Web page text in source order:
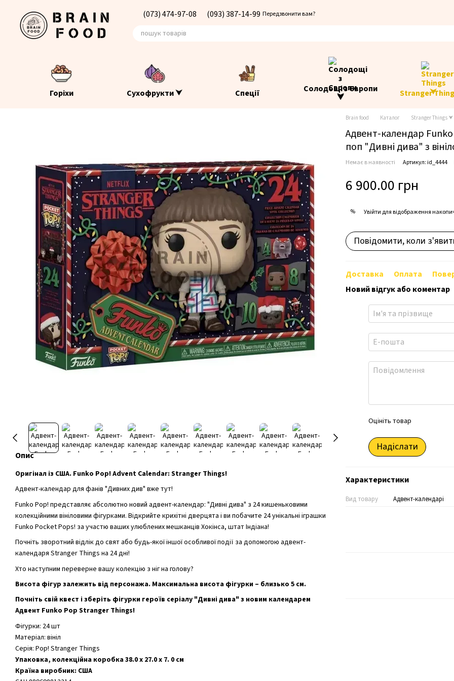
(073) 474-97-08 (093) 387-14-99 Передзвонити вам?
Горіхи Сухофрукти ⮟ Спеції
Солодощі з Європи
⮟
Stranger
Опис
Оригінал із США. Funko Pop! Advent Calendar: Stranger Things!
Адвент-календар для фанів "Дивних див" вже тут!
Funko Pop! представляє абсолютно новий адвент-календар: "Дивні дива" з 24 кишеньковими
колекційними вініловими фігурками. Відкрийте крихітні дверцята і ви побачите 24 унікальні іграшки
Funko Pocket Pops! за участю ваших улюблених мешканців Хокінса, штат Індіана!
Почніть зворотний відлік до свят або будь-якої іншої особливої події за допомогою адвент-
календаря Stranger Things на 24 дні!
Хто наступним переверне вашу колекцію з ніг на голову?
Висота фігур залежить від персонажа. Максимальна висота фігурки – близько 5 см.
Почніть свій квест і зберіть фігурки героїв серіалу "Дивні дива" з новим календарем
Адвент Funko Pop Stranger Things!
Фігурки: 24 шт
Матеріал: вініл
Серія: Pop! Stranger Things
Упаковка, колекційна коробка 38.0 х 27.0 х 7. 0 см
Країна виробник: США
Brain food Каталог Stranger Things ⮟
Адвент-календар
поп "Дивні дива" з
Немає в наявності Артикул: id_4444
6 900.00 грн
% Увійтидля відображення
Повідомити, коли
Доставка Оплата
Новий відгук або коментар
Оцініть товар
Надіслати
Характеристики
Вид товару Адвент-календарі